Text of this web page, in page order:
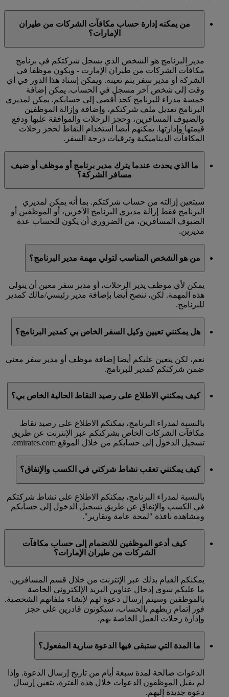
من يمكنه إدارة حساب مكافآت الشركات من طيران
الإمارات؟
مدير البرنامج هو الشخص الذي يسجل شركتكم في برنامج
مكافآت الشركات من طيران الإمارت - ويكون موظفا في
الشركة أو مدير سفر يتم تعينه. ويمكن إسناد هذا الدور في أي
وقت إلى شخص آخر مسجل في الحساب. يمكن إضافة
خمسة مدراء للبرنامج كحد أقصى إلى حسابكم. يمكن لمديري
البرنامج تعديل ملف شركتكم، وإضافة وإزالة الموظفين
والضيوف المسافرين، وحجز الرحلات والموافقة عليها ودفع
قيمتها وإدارتها. يمكنهم أيضا استخدام النقاط لحجز رحلات
المكافآت الديناميكية وترقيات درجة السفر.
ما الذي يحدث عندما يترك مدير برنامج أو موظف أو ضيف
مسافر الشركة؟
سيتعين إزالته من حساب شركتكم. بما أنه يمكن لمديري
البرنامج فقط إزالة مديري البرنامج الآخرين، أو الموظفين أو
الضيوف المسافرين، من الضروري أن يكون للحساب عدة
مديرين.
من هو الشخص المناسب لتولي مهمة مدير البرنامج؟
يمكن لأي موظف يدير الرحلات، أو مدير سفر معين أن يتولى
هذه المهمة. لكن، ننصح أيضا بإضافة مدير رئيسي/مالك كمدير
للبرنامج.
هل يمكنني تعيين وكيل السفر الخاص بي كمدير البرنامج؟
نعم، لكن يتعين عليكم أيضا إضافة موظف أو مدير سفر معني
ضمن شركتكم كمدير للبرنامج.
كيف يمكنني الاطلاع على رصيد النقاط الحالية الخاص بي؟
بالنسبة لمدراء البرنامج، يمكنكم الاطلاع على رصيد نقاط
مكافآت الشركات الخاص بشركتكم عبر الإنترنت عن طريق
تسجيل الدخول إلى حسابكم من خلال الموقع emirates.com.
كيف يمكنني تعقب نشاط شركتي في الكسب والإنفاق؟
بالنسبة لمدراء البرنامج، يمكنكم الاطلاع على نشاط شركتكم
في الكسب والإنفاق عن طريق تسجيل الدخول إلى حسابكم
ومشاهدة نافذة "لمحة عامة وتقارير".
كيف أدعو الموظفين للانضمام إلى حساب مكافآت
الشركات من طيران الإمارات؟
يمكنكم القيام بذلك عبر الإنترنت من خلال قسم المسافرين.
ما عليكم سوى إدخال عناوين البريد الإلكتروني الخاصة
بالموظفين وسيتم إرسال دعوة لهم لإنشاء ملفاتهم الشخصية.
فور إتمام ربطهم بالحساب، سيكونون قادرين على حجز
وإدارة رحلات العمل الخاصة بهم.
ما المدة التي ستبقى فيها الدعوة سارية المفعول؟
الدعوات صالحة لمدة سبعة أيام من تاريخ إرسال الدعوة. وإذا
لم يقبل الموظفون الدعوات خلال هذه الفترة، يتعين إرسال
دعوة جديدة إليهم.